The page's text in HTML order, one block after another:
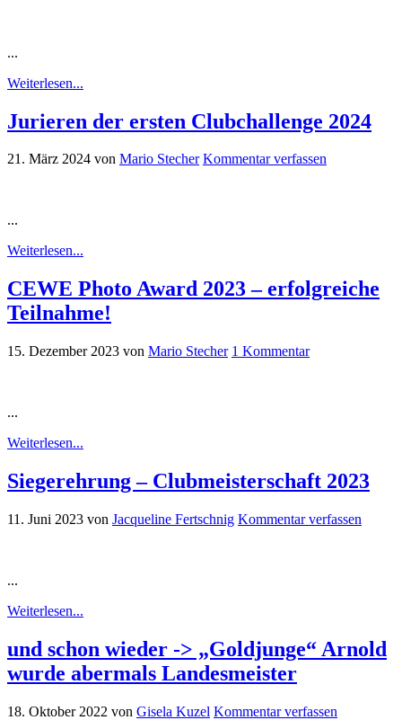
...
Weiterlesen...
Jurieren der ersten Clubchallenge 2024
21. März 2024 von Mario Stecher Kommentar verfassen
...
Weiterlesen...
CEWE Photo Award 2023 – erfolgreiche
Teilnahme!
15. Dezember 2023 von Mario Stecher 1 Kommentar
...
Weiterlesen...
Siegerehrung – Clubmeisterschaft 2023
11. Juni 2023 von Jacqueline Fertschnig Kommentar verfassen
...
Weiterlesen...
und schon wieder -> „Goldjunge“ Arnold
wurde abermals Landesmeister
18. Oktober 2022 von Gisela Kuzel Kommentar verfassen